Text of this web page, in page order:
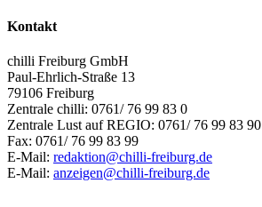
Kontakt
chilli Freiburg GmbH
Paul-Ehrlich-Straße 13
79106 Freiburg
Zentrale chilli: 0761/ 76 99 83 0
Zentrale Lust auf REGIO: 0761/ 76 99 83 90
Fax: 0761/ 76 99 83 99
E-Mail: redaktion@chilli-freiburg.de
E-Mail: anzeigen@chilli-freiburg.de